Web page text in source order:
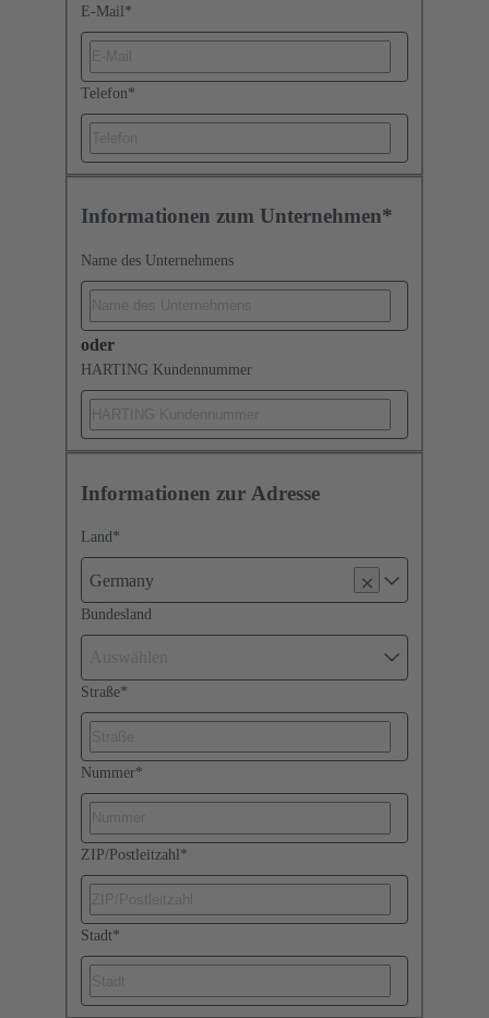
E-Mail *
Telefon*
Informationen zum Unternehmen*
Name des Unternehmens
oder
HARTING Kundennummer
Informationen zur Adresse
Land *
Germany
Bundesland
Straße*
Nummer*
ZIP/Postleitzahl *
Stadt*